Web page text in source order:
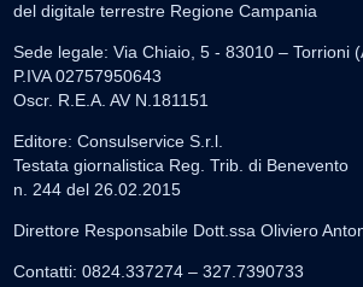
del digitale terrestre Regione Campania
Sede legale: Via Chiaio, 5 - 83010 – Torrioni
P.IVA 02757950643
Oscr. R.E.A. AV N.181151
Editore: Consulservice S.r.l.
Testata giornalistica Reg. Trib. di Benevento
n. 244 del 26.02.2015
Direttore Responsabile Dott.ssa Oliviero
Contatti: 0824.337274 – 327.7390733